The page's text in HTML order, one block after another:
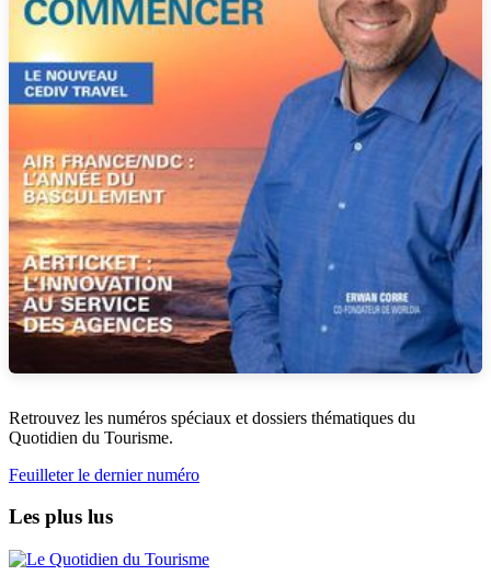
Retrouvez les numéros spéciaux et dossiers thématiques du
Quotidien du Tourisme.
Feuilleter le dernier numéro
Les plus lus